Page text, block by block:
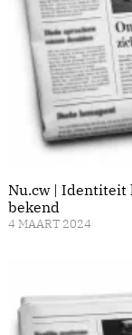
Nu.cw | Identiteit
bekend
4 MAART 2024